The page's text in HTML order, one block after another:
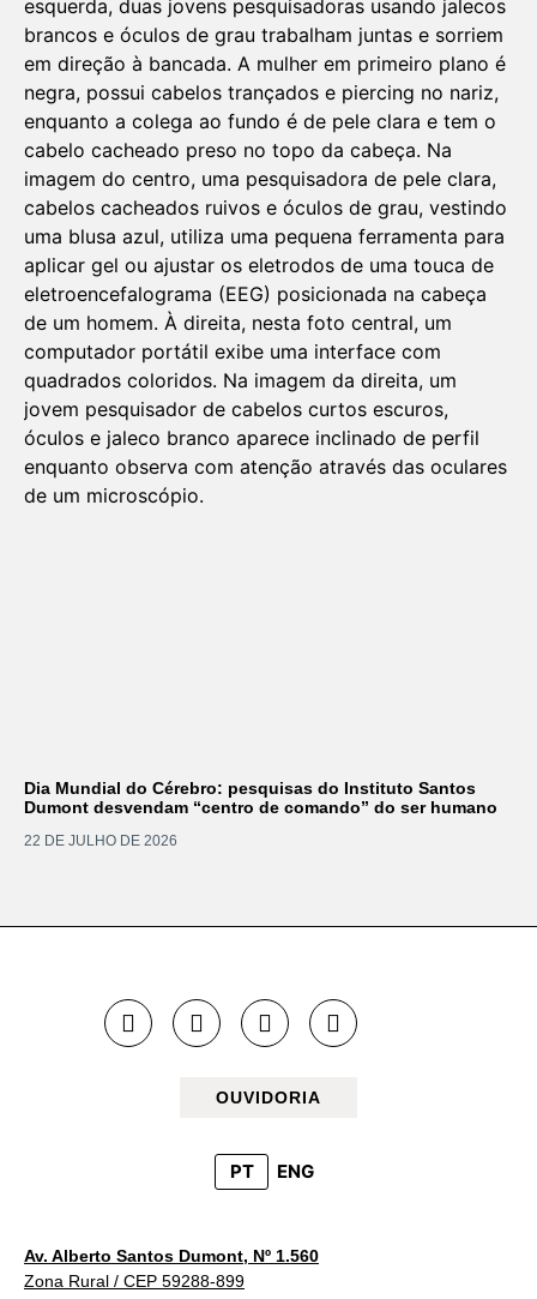
Dia Mundial do Cérebro: pesquisas do Instituto Santos
Dumont desvendam “centro de comando” do ser humano
22 DE JULHO DE 2026
OUVIDORIA
PT ENG
Av. Alberto Santos Dumont, Nº 1.560
Zona Rural / CEP 59288-899